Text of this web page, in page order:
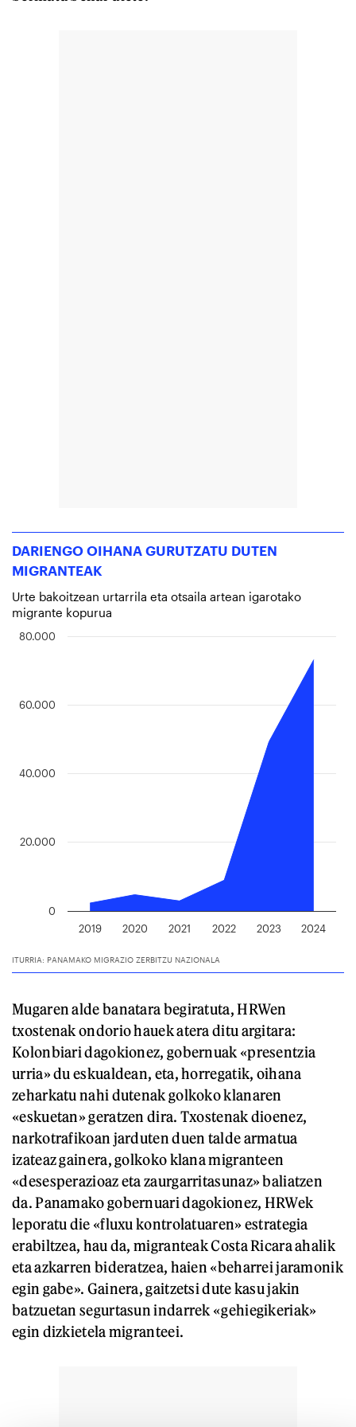
Mugaren alde banatara begiratuta, HRWen
txostenak ondorio hauek atera ditu argitara:
Kolonbiari dagokionez, gobernuak «presentzia
urria» du eskualdean, eta, horregatik, oihana
zeharkatu nahi dutenak golkoko klanaren
«eskuetan» geratzen dira. Txostenak dioenez,
narkotrafikoan jarduten duen talde armatua
izateaz gainera, golkoko klana migranteen
«desesperazioaz eta zaurgarritasunaz» baliatzen
da. Panamako gobernuari dagokionez, HRWek
leporatu die «fluxu kontrolatuaren» estrategia
erabiltzea, hau da, migranteak Costa Ricara ahalik
eta azkarren bideratzea, haien «beharrei jaramonik
egin gabe». Gainera, gaitzetsi dute kasu jakin
batzuetan segurtasun indarrek «gehiegikeriak»
egin dizkietela migranteei.